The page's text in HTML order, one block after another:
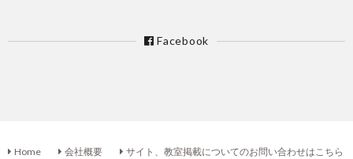
Facebook
Home 会社概要 サイト、教室掲載についてのお問い合わせはこちら